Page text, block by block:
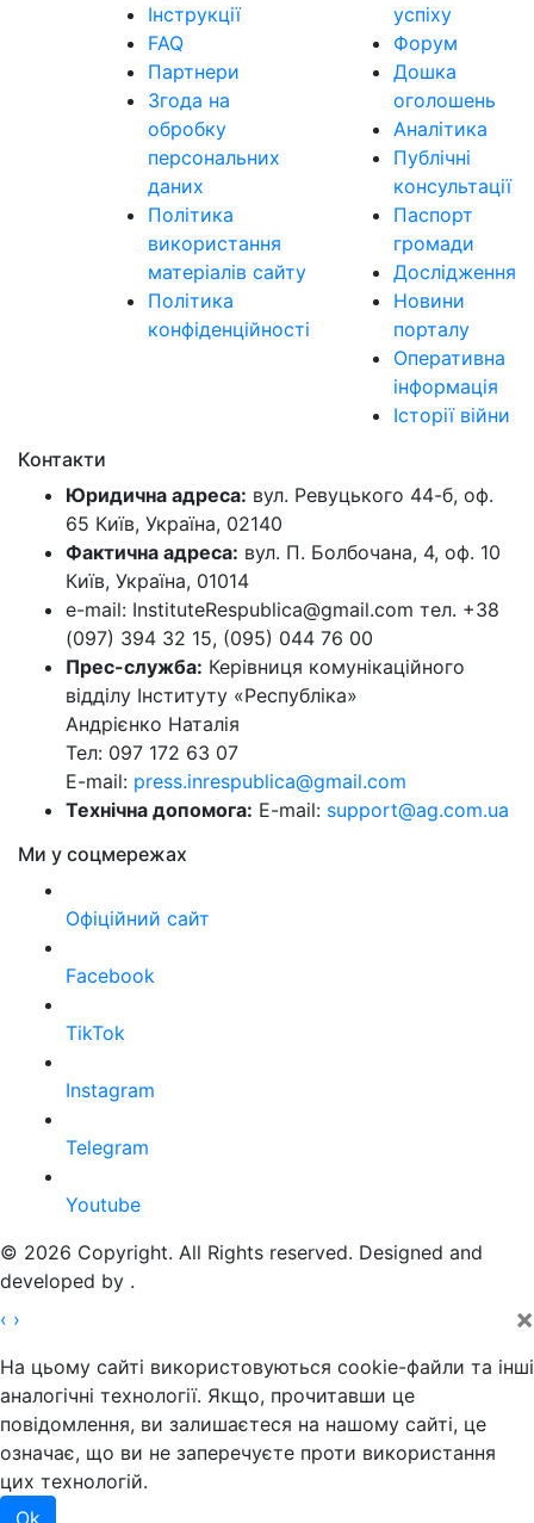
Інструкції
FAQ
Партнери
Згода на
обробку
персональних
даних
Політика
використання
матеріалів сайту
Політика
конфіденційності
успіху
Форум
Дошка
оголошень
Аналітика
Публічні
консультації
Паспорт
громади
Дослідження
Новини
порталу
Оперативна
інформація
Історії війни
Контакти
Юридична адреса: вул. Ревуцького 44-б, оф.
65 Київ, Україна, 02140
Фактична адреса: вул. П. Болбочана, 4, оф. 10
Київ, Україна, 01014
e-mail: InstituteRespublica@gmail.com тел. +38
(097) 394 32 15, (095) 044 76 00
Прес-служба: Керівниця комунікаційного
відділу Інституту «Республіка»
Андрієнко Наталія
Тел: 097 172 63 07
E-mail: press.inrespublica@gmail.com
Технічна допомога: E-mail: support@ag.com.ua
Ми у соцмережах
Офіційний сайт
Facebook
TikTok
Instagram
Telegram
Youtube
© 2026 Copyright. All Rights reserved. Designed and
developed by .
‹ › ×
На цьому сайті використовуються cookie-файли та інші
аналогічні технології. Якщо, прочитавши це
повідомлення, ви залишаєтеся на нашому сайті, це
означає, що ви не заперечуєте проти використання
цих технологій.
Ok